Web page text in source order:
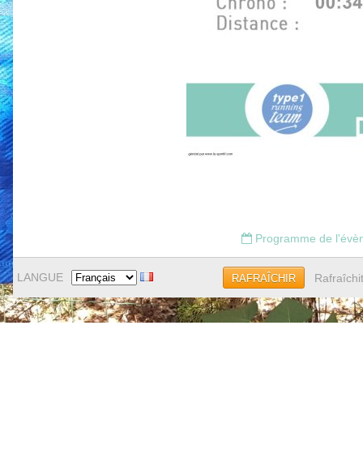
Programme de
LANGUE RAFRAÎCHIR